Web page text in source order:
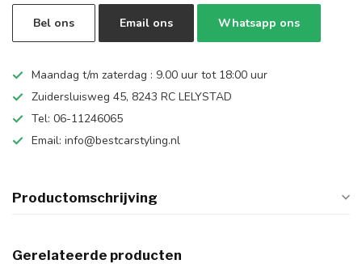
Bel ons Email ons Whatsapp ons
Maandag t/m zaterdag : 9.00 uur tot 18:00 uur
Zuidersluisweg 45, 8243 RC LELYSTAD
Tel: 06-11246065
Email: info@bestcarstyling.nl
Productomschrijving
Gerelateerde producten